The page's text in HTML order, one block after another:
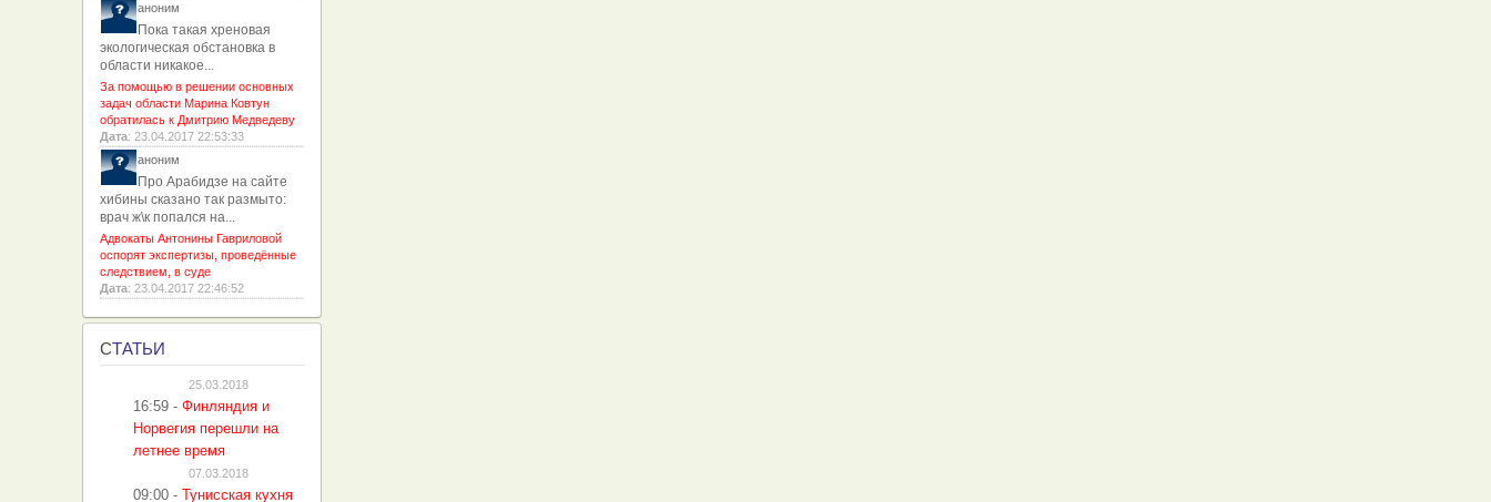
аноним
Пока такая хреновая
экологическая обстановка в
области никакое...
За помощью в решении основных
задач области Марина Ковтун
обратилась к Дмитрию Медведеву
Дата: 23.04.2017 22:53:33
аноним
Про Арабидзе на сайте
хибины сказано так размыто:
врач ж\к попался на...
Адвокаты Антонины Гавриловой
оспорят экспертизы, проведённые
следствием, в суде
Дата: 23.04.2017 22:46:52
СТАТЬИ
25.03.2018
16:59 - Финляндия и
Норвегия перешли на
летнее время
07.03.2018
09:00 - Тунисская кухня